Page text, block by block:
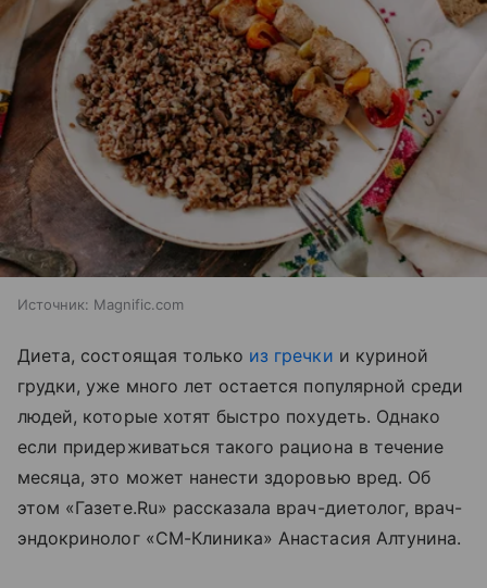
Источник: Magnific.com
Диета, состоящая только из гречки и куриной
грудки, уже много лет остается популярной среди
людей, которые хотят быстро похудеть. Однако
если придерживаться такого рациона в течение
месяца, это может нанести здоровью вред. Об
этом «Газете.Ru» рассказала врач-диетолог, врач-
эндокринолог «СМ-Клиника» Анастасия Алтунина.